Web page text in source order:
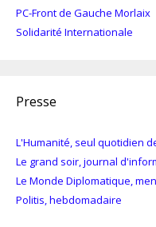
PC-Front de Gauche Morlaix
Solidarité Internationale
Presse
L'Humanité, seul quotidien
Le grand soir, journal
Le Monde Diplomatique,
Politis, hebdomadaire